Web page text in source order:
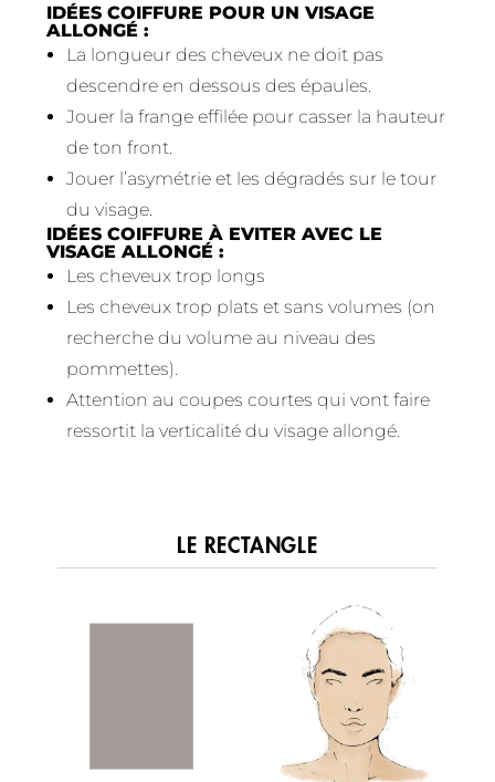
IDÉES COIFFURE POUR UN VISAGE
ALLONGÉ :
La longueur des cheveux ne doit pas
descendre en dessous des épaules.
Jouer la frange effilée pour casser la hauteur
de ton front.
Jouer l’asymétrie et les dégradés sur le tour
du visage.
IDÉES COIFFURE À EVITER AVEC LE
VISAGE ALLONGÉ :
Les cheveux trop longs
Les cheveux trop plats et sans volumes (on
recherche du volume au niveau des
pommettes).
Attention au coupes courtes qui vont faire
ressortit la verticalité du visage allongé.
LE RECTANGLE